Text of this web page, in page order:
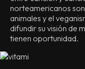
norteamericanos
animales y el
difundir su visión de
tienen oportunidad.